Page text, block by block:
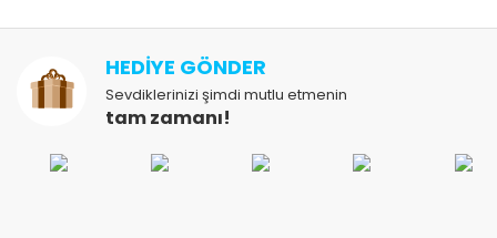
HEDİYE GÖNDER
Sevdiklerinizi şimdi mutlu etmenin
tam zamanı!